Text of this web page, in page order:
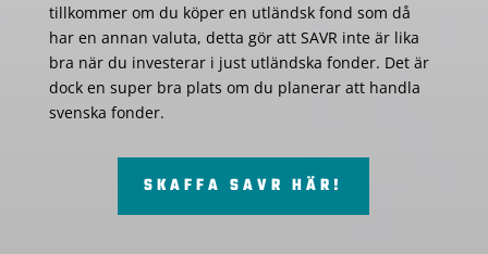
tillkommer om du köper en utländsk fond som då
har en annan valuta, detta gör att SAVR inte är lika
bra när du investerar i just utländska fonder. Det är
dock en super bra plats om du planerar att handla
svenska fonder.
SKAFFA SAVR HÄR!